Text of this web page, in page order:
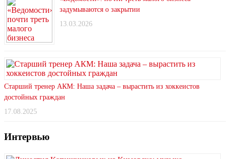
задумываются о закрытии
13.03.2026
Старший тренер АКМ: Наша задача – вырастить из хоккеистов
достойных граждан
17.08.2025
Интервью